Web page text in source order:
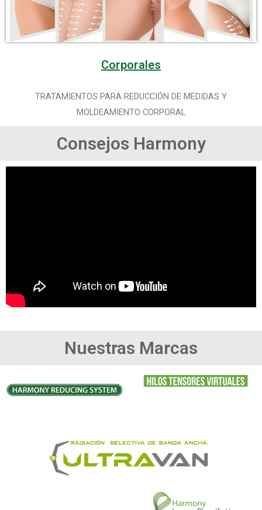
Corporales
TRATAMIENTOS PARA REDUCCIÓN DE MEDIDAS Y
MOLDEAMIENTO CORPORAL
Consejos Harmony
Nuestras Marcas